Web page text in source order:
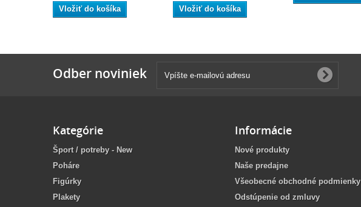
Vložiť do košíka Vložiť do košíka
Odber noviniek
Kategórie
Šport / potreby - New
Poháre
Figúrky
Plakety
Informácie
Nové produkty
Naše predajne
Všeobecné obchodné podmienky
Odstúpenie od zmluvy